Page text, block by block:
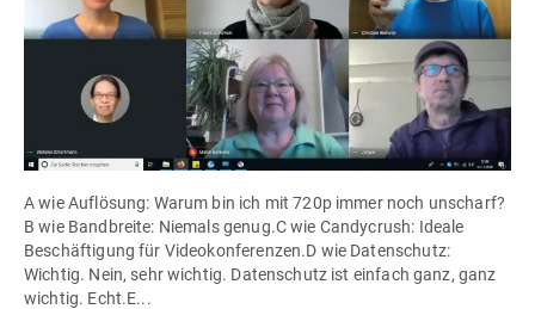
A wie Auflösung: Warum bin ich mit 720p immer noch unscharf?
B wie Bandbreite: Niemals genug.C wie Candycrush: Ideale
Beschäftigung für Videokonferenzen.D wie Datenschutz:
Wichtig. Nein, sehr wichtig. Datenschutz ist einfach ganz, ganz
wichtig. Echt.E...